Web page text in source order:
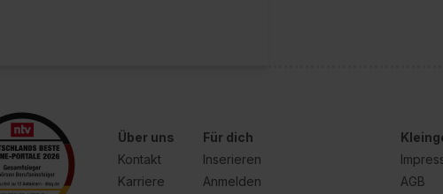
Über uns
Kontakt
Karriere
Für dich
Inserieren
Anmelden
AGB